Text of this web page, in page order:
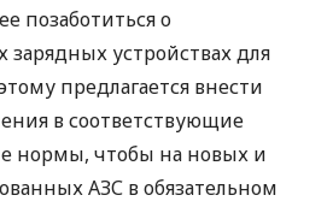
позаботиться о
устройствах для
предлагается внести
в соответствующие
нормы, чтобы на новых и
АЗС в обязательном